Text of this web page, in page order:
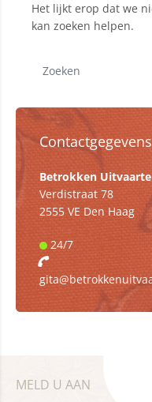
Het lijkt erop dat we
kan zoeken helpen.
Contactgegevens
Betrokken
Verdistraat 78
2555 VE Den Haag
24/7
MELD U AAN